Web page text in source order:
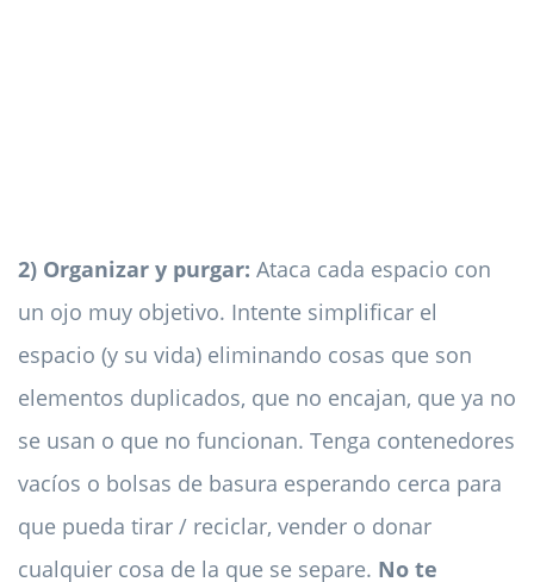
2) Organizar y purgar: Ataca cada espacio con
un ojo muy objetivo. Intente simplificar el
espacio (y su vida) eliminando cosas que son
elementos duplicados, que no encajan, que ya no
se usan o que no funcionan. Tenga contenedores
vacíos o bolsas de basura esperando cerca para
que pueda tirar / reciclar, vender o donar
cualquier cosa de la que se separe. No te